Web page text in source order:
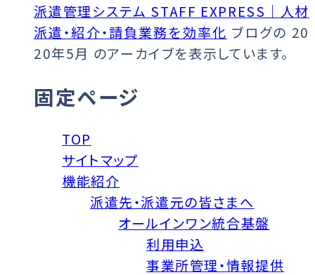
派遣管理システム STAFF EXPRESS｜人材
派遣・紹介・請負業務を効率化 ブログの 20
20年5月 のアーカイブを表示しています。
固定ページ
TOP
サイトマップ
機能紹介
派遣先・派遣元の皆さまへ
オールインワン統合基盤
利用申込
事業所管理・情報提供